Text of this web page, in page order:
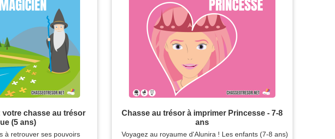
chasse au trésor
(5 ans)
à retrouver ses pouvoirs
Chasse au trésor à imprimer Princesse - 7-8
ans
Voyagez au royaume d'Alunira ! Les enfants (7-8 ans)